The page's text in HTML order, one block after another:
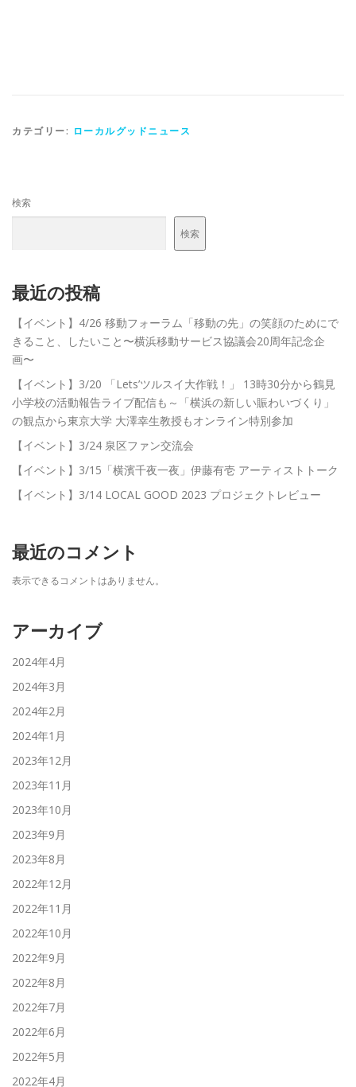
カテゴリー: ローカルグッドニュース
検索
検索
最近の投稿
【イベント】4/26 移動フォーラム「移動の先」の笑顔のためにで
きること、したいこと〜横浜移動サービス協議会20周年記念企
画〜
【イベント】3/20 「Lets’ツルスイ大作戦！」 13時30分から鶴見
小学校の活動報告ライブ配信も～「横浜の新しい賑わいづくり」
の観点から東京大学 大澤幸生教授もオンライン特別参加
【イベント】3/24 泉区ファン交流会
【イベント】3/15「横濱千夜一夜」伊藤有壱 アーティストトーク
【イベント】3/14 LOCAL GOOD 2023 プロジェクトレビュー
最近のコメント
表示できるコメントはありません。
アーカイブ
2024年4月
2024年3月
2024年2月
2024年1月
2023年12月
2023年11月
2023年10月
2023年9月
2023年8月
2022年12月
2022年11月
2022年10月
2022年9月
2022年8月
2022年7月
2022年6月
2022年5月
2022年4月